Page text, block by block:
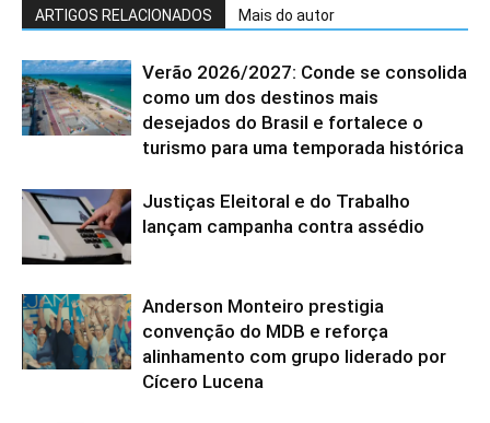
ARTIGOS RELACIONADOS Mais do autor
Verão 2026/2027: Conde se consolida
como um dos destinos mais
desejados do Brasil e fortalece o
turismo para uma temporada histórica
Justiças Eleitoral e do Trabalho
lançam campanha contra assédio
Anderson Monteiro prestigia
convenção do MDB e reforça
alinhamento com grupo liderado por
Cícero Lucena